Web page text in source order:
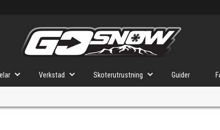
Verkstad Skoterutrustning Guider